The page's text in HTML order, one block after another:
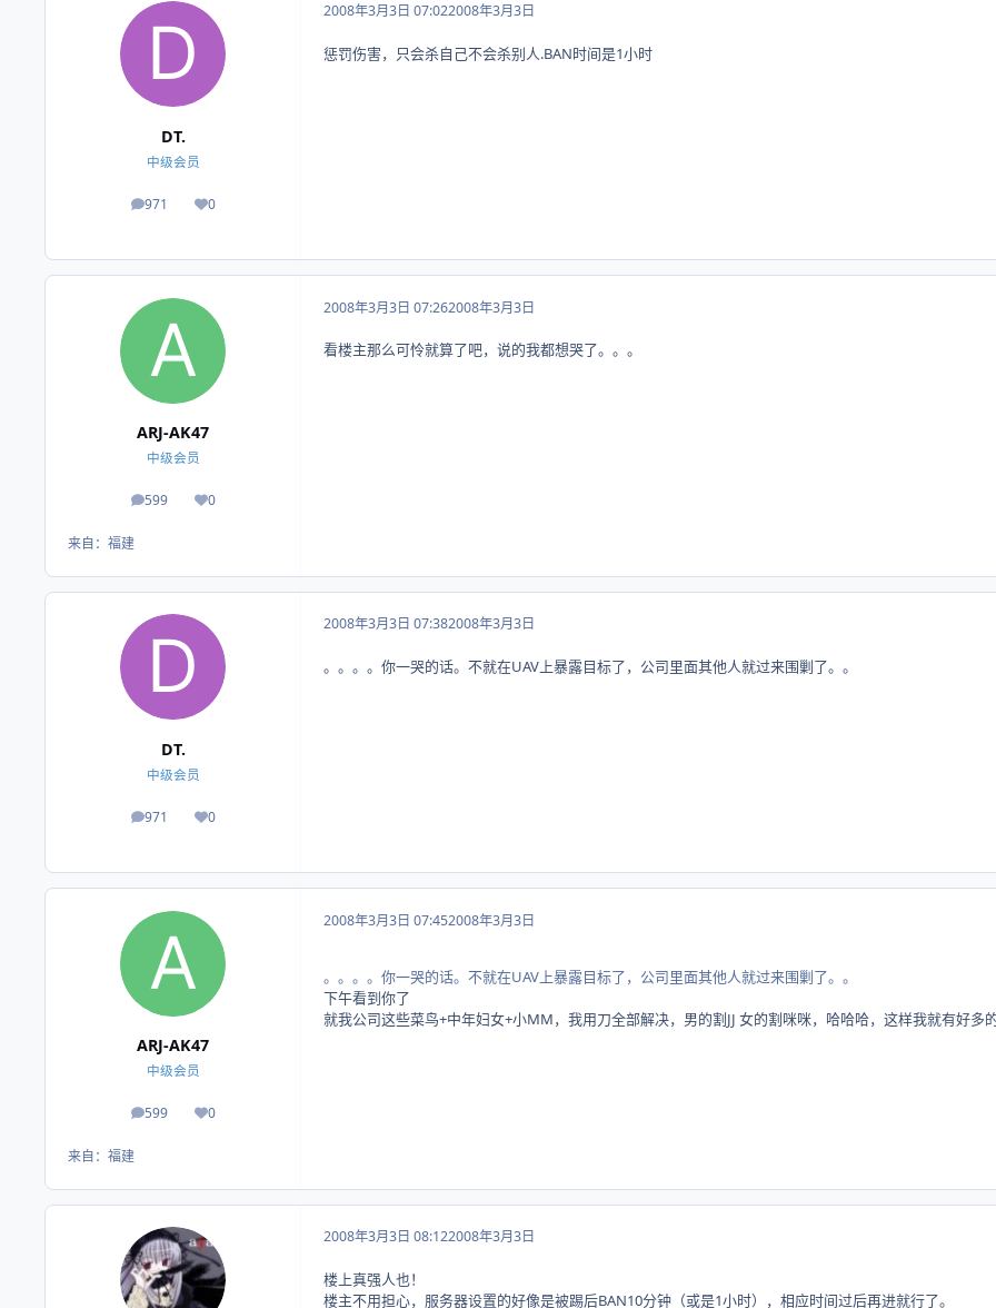
DT.
中级会员
971
帖子 0
荣誉积分
2008年3月3日 07:022008年3月3日
惩罚伤害，只会杀自己不会杀别人.BAN时间是1小时
ARJ-AK47
中级会员
599
帖子 0
荣誉积分
来自： 福建
2008年3月3日 07:262008年3月3日
看楼主那么可怜就算了吧，说的我都想哭了。。。
DT.
中级会员
971
帖子 0
荣誉积分
2008年3月3日 07:382008年3月3日
。。。。你一哭的话。不就在UAV上暴露目标了，公司里面其他人就过来围剿了。。
ARJ-AK47
中级会员
599
帖子 0
荣誉积分
来自： 福建
2008年3月3日 07:452008年3月3日
。。。。你一哭的话。不就在UAV上暴露目标了，公司里面其他人就过来围剿了。。
下午看到你了
就我公司这些菜鸟+中年妇女+小MM，我用刀全部解决，男的割JJ 女的割咪咪，哈哈哈，这样我就有好多
2008年3月3日 08:122008年3月3日
楼上真强人也！
楼主不用担心，服务器设置的好像是被踢后BAN10分钟（或是1小时），相应时间过后再进就行了。